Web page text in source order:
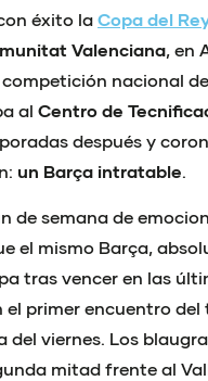
éxito la Copa del
Valenciana, en
nacional
al Centro de
después y
un Barça intratable.
de semana de
el mismo Barça,
tras vencer en las
el primer encuentro del
del viernes. Los
mitad frente al